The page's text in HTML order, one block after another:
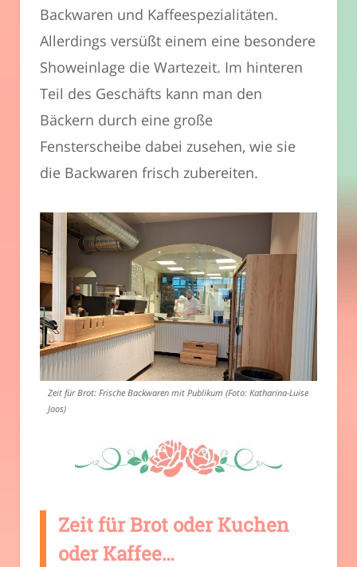
Backwaren und Kaffeespezialitäten.
Allerdings versüßt einem eine besondere
Showeinlage die Wartezeit. Im hinteren
Teil des Geschäfts kann man den
Bäckern durch eine große
Fensterscheibe dabei zusehen, wie sie
die Backwaren frisch zubereiten.
Zeit für Brot: Frische Backwaren mit Publikum (Foto: Katharina-Luise
Joos)
Zeit für Brot oder Kuchen
oder Kaffee…